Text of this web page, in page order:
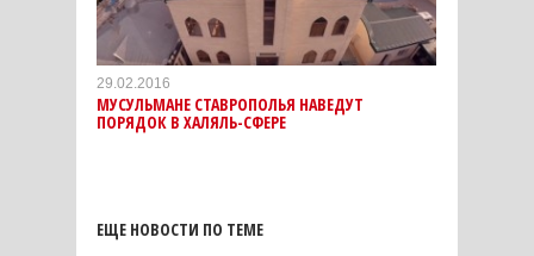
29.02.2016
МУСУЛЬМАНЕ СТАВРОПОЛЬЯ НАВЕДУТ
ПОРЯДОК В ХАЛЯЛЬ-СФЕРЕ
ЕЩЕ НОВОСТИ ПО ТЕМЕ